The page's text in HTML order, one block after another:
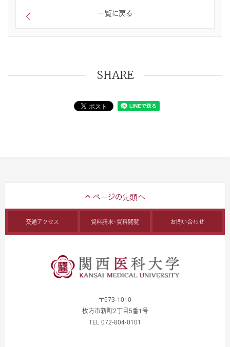
一覧に戻る
SHARE
交通アクセス 資料請求・資料閲覧 お問い合わせ
〒573-1010
枚方市新町2丁目5番1号
TEL 072-804-0101